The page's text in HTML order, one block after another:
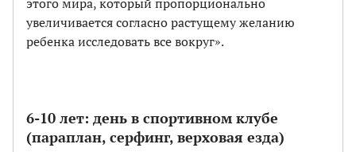
увеличивается согласно растущему желанию
ребенка исследовать все вокруг».
6-10 лет: день в спортивном клубе
(параплан, серфинг, верховая езда)